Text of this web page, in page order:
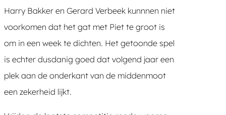
Harry Bakker en Gerard Verbeek kunnnen niet
voorkomen dat het gat met Piet te groot is
om in een week te dichten. Het getoonde spel
is echter dusdanig goed dat volgend jaar een
plek aan de onderkant van de middenmoot
een zekerheid lijkt.